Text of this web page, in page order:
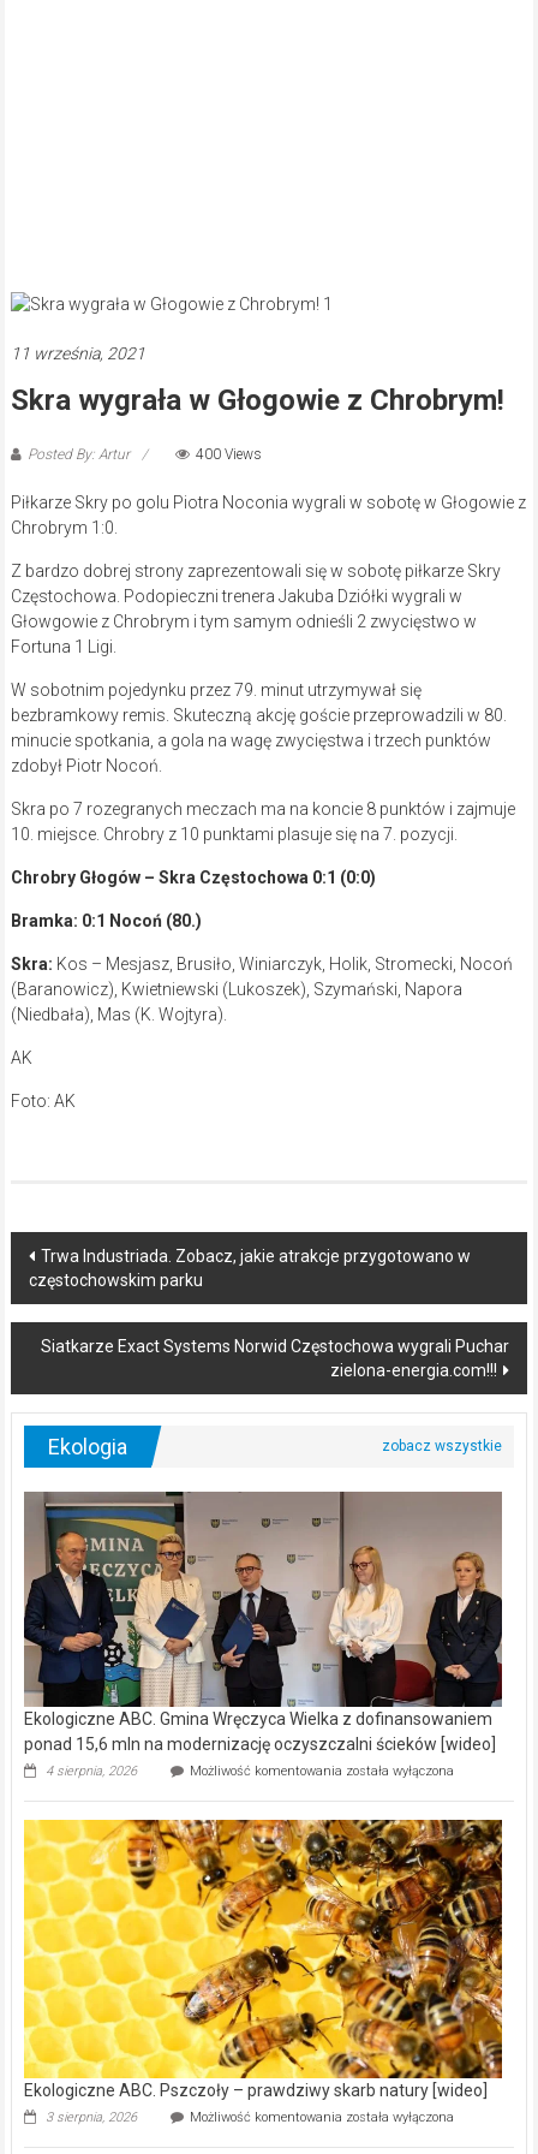
11 września, 2021
Skra wygrała w Głogowie z Chrobrym!
Posted By: Artur 400 Views
Piłkarze Skry po golu Piotra Noconia wygrali w sobotę w Głogowie z
Chrobrym 1:0.
Z bardzo dobrej strony zaprezentowali się w sobotę piłkarze Skry
Częstochowa. Podopieczni trenera Jakuba Dziółki wygrali w
Głowgowie z Chrobrym i tym samym odnieśli 2 zwycięstwo w
Fortuna 1 Ligi.
W sobotnim pojedynku przez 79. minut utrzymywał się
bezbramkowy remis. Skuteczną akcję goście przeprowadzili w 80.
minucie spotkania, a gola na wagę zwycięstwa i trzech punktów
zdobył Piotr Nocoń.
Skra po 7 rozegranych meczach ma na koncie 8 punktów i zajmuje
10. miejsce. Chrobry z 10 punktami plasuje się na 7. pozycji.
Chrobry Głogów – Skra Częstochowa 0:1 (0:0)
Bramka: 0:1 Nocoń (80.)
Skra: Kos – Mesjasz, Brusiło, Winiarczyk, Holik, Stromecki, Nocoń
(Baranowicz), Kwietniewski (Lukoszek), Szymański, Napora
(Niedbała), Mas (K. Wojtyra).
AK
Foto: AK
Post
navigation
Trwa Industriada. Zobacz, jakie atrakcje przygotowano w
częstochowskim parku
Siatkarze Exact Systems Norwid Częstochowa wygrali Puchar
zielona-energia.com!!!
Ekologia
Ekologiczne ABC. Gmina Wręczyca Wielka z dofinansowaniem
ponad 15,6 mln na modernizację oczyszczalni ścieków [wideo]
4 sierpnia, 2026 Możliwość komentowania Ekologiczne
Wręczyca
Wielka
z
dofinansowaniem
ponad
15,6
mln
na
modernizację
oczyszczalni
ścieków
[wideo]
została wyłączona
Ekologiczne ABC. Pszczoły – prawdziwy skarb natury [wideo]
3 sierpnia, 2026 Możliwość komentowania Ekologiczne
została wyłączona